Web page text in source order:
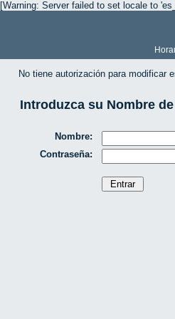
[Warning: Server failed to set locale to
No tiene autorización para modificar
Introduzca su Nombre
Nombre:
Contraseña: